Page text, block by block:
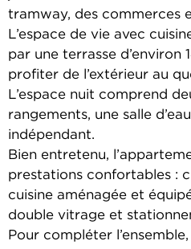
tramway, des commerces
L’espace de vie avec
par une terrasse d’environ
profiter de l’extérieur au
L’espace nuit comprend
rangements, une salle
indépendant.
Bien entretenu,
prestations confortables :
cuisine aménagée et
double vitrage et
Pour compléter